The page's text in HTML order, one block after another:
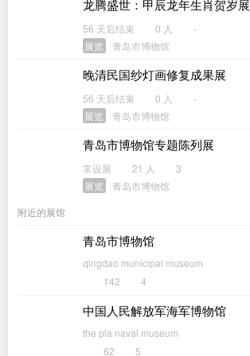
龙腾盛世：甲辰龙年生肖贺岁展
56 天后结束 0 人
-
展览
青岛市博物馆
晚清民国纱灯画修复成果展
56 天后结束 0 人
-
展览
青岛市博物馆
青岛市博物馆专题陈列展
常设展 21 人
3
展览
青岛市博物馆
附近的展馆
青岛市博物馆
qingdao municipal museum
142
4
中国人民解放军海军博物馆
the pla naval museum
62
5